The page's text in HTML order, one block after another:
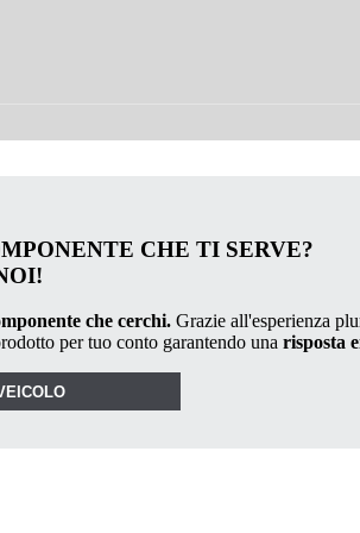
CHE TI SERVE?
che cerchi. Grazie all'esperienza
per tuo conto garantendo una risposta